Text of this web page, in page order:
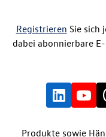
Registrieren Sie sich
dabei abonnierbare
Produkte sowie